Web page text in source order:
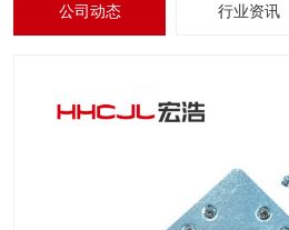
公司动态 行业资讯